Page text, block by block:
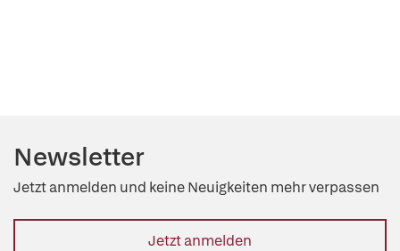
Newsletter
Jetzt anmelden und keine Neuigkeiten mehr verpassen
Jetzt anmelden